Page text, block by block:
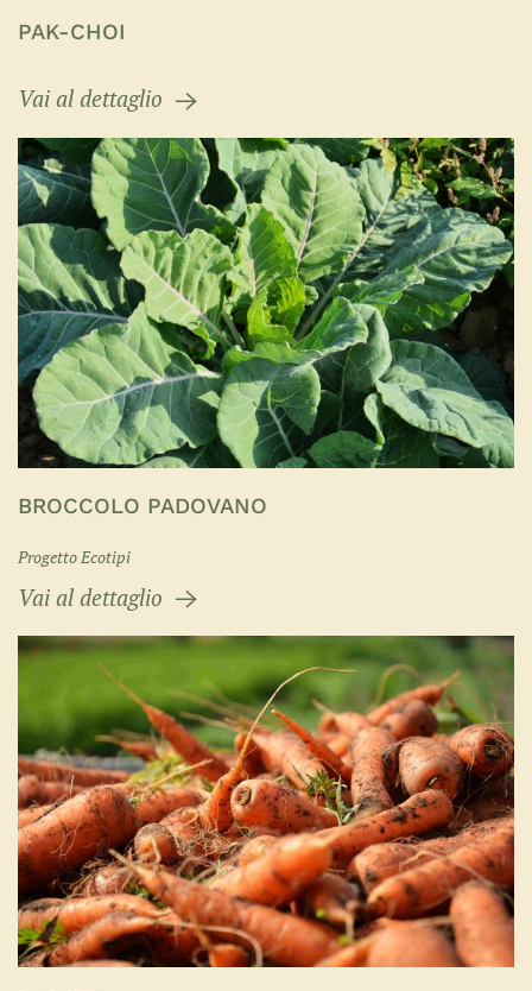
PAK-CHOI
Vai al dettaglio
BROCCOLO PADOVANO
Progetto Ecotipi
Vai al dettaglio